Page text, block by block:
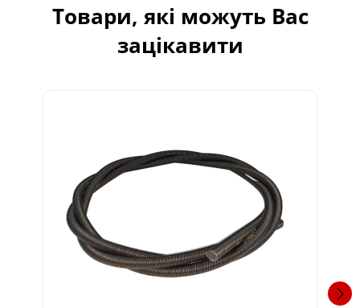
Товари, які можуть Вас
зацікавити